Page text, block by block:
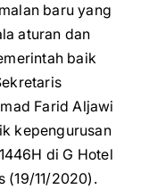
baru yang
aturan dan
baik
Farid Aljawi
kepengurusan
di G Hotel
(19/11/2020).